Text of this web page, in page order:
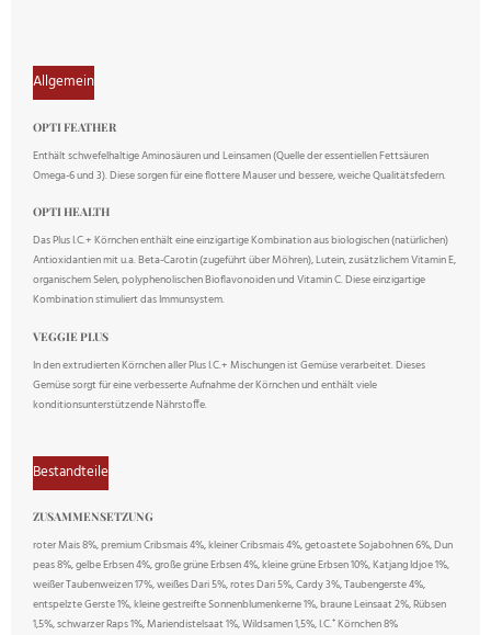
Allgemein
OPTI FEATHER
Enthält schwefelhaltige Aminosäuren und Leinsamen (Quelle der essentiellen Fettsäuren
Omega-6 und 3). Diese sorgen für eine flottere Mauser und bessere, weiche Qualitätsfedern.
OPTI HEALTH
Das Plus I.C.+ Körnchen enthält eine einzigartige Kombination aus biologischen (natürlichen)
Antioxidantien mit u.a. Beta-Carotin (zugeführt über Möhren), Lutein, zusätzlichem Vitamin E,
organischem Selen, polyphenolischen Bioflavonoiden und Vitamin C. Diese einzigartige
Kombination stimuliert das Immunsystem.
VEGGIE PLUS
In den extrudierten Körnchen aller Plus I.C.+ Mischungen ist Gemüse verarbeitet. Dieses
Gemüse sorgt für eine verbesserte Aufnahme der Körnchen und enthält viele
konditionsunterstützende Nährstoffe.
Bestandteile
ZUSAMMENSETZUNG
roter Mais 8%, premium Cribsmais 4%, kleiner Cribsmais 4%, getoastete Sojabohnen 6%, Dun
peas 8%, gelbe Erbsen 4%, große grüne Erbsen 4%, kleine grüne Erbsen 10%, Katjang Idjoe 1%,
weißer Taubenweizen 17%, weißes Dari 5%, rotes Dari 5%, Cardy 3%, Taubengerste 4%,
entspelzte Gerste 1%, kleine gestreifte Sonnenblumenkerne 1%, braune Leinsaat 2%, Rübsen
1,5%, schwarzer Raps 1%, Mariendistelsaat 1%, Wildsamen 1,5%, I.C.⁺ Körnchen 8%